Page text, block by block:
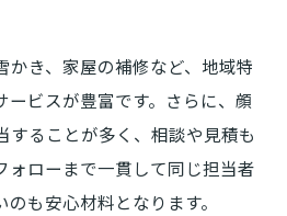
する安心の理由を検証
屋を使う方の安心ポイント
スで実感する安心の体験
かき、家屋の補修など、地域特
ービスが豊富です。さらに、顔
することが多く、相談や見積も
ォローまで一貫して同じ担当者
も安心材料となります。